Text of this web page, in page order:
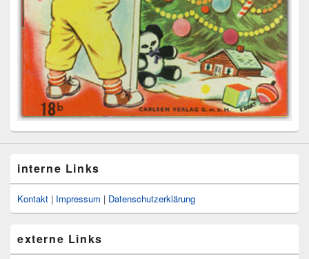
interne Links
Kontakt | Impressum | Datenschutzerklärung
externe Links